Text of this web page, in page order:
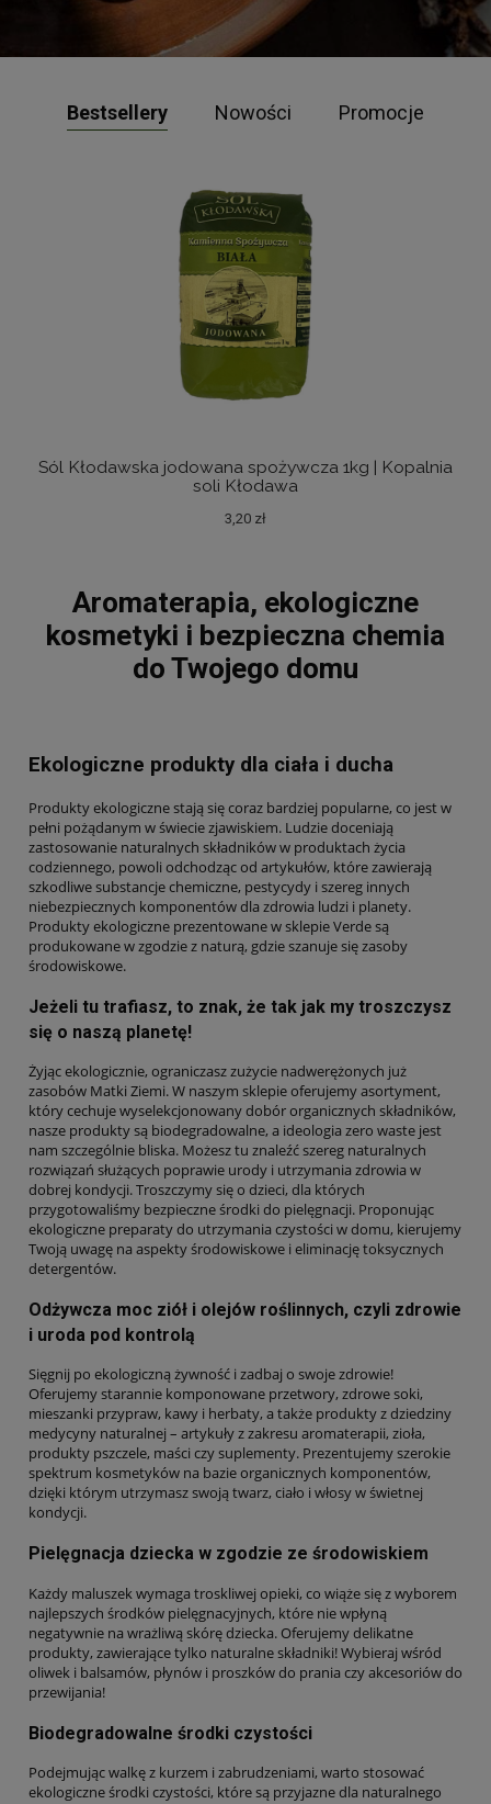
Bestsellery Nowości Promocje
Sól Kłodawska jodowana spożywcza 1kg | Kopalnia
soli Kłodawa
3,20 zł
Aromaterapia, ekologiczne
kosmetyki i bezpieczna chemia
do Twojego domu
Ekologiczne produkty dla ciała i ducha
Produkty ekologiczne stają się coraz bardziej popularne, co jest w
pełni pożądanym w świecie zjawiskiem. Ludzie doceniają
zastosowanie naturalnych składników w produktach życia
codziennego, powoli odchodząc od artykułów, które zawierają
szkodliwe substancje chemiczne, pestycydy i szereg innych
niebezpiecznych komponentów dla zdrowia ludzi i planety.
Produkty ekologiczne prezentowane w sklepie Verde są
produkowane w zgodzie z naturą, gdzie szanuje się zasoby
środowiskowe.
Jeżeli tu trafiasz, to znak, że tak jak my troszczysz
się o naszą planetę!
Żyjąc ekologicznie, ograniczasz zużycie nadwerężonych już
zasobów Matki Ziemi. W naszym sklepie oferujemy asortyment,
który cechuje wyselekcjonowany dobór organicznych składników,
nasze produkty są biodegradowalne, a ideologia zero waste jest
nam szczególnie bliska. Możesz tu znaleźć szereg naturalnych
rozwiązań służących poprawie urody i utrzymania zdrowia w
dobrej kondycji. Troszczymy się o dzieci, dla których
przygotowaliśmy bezpieczne środki do pielęgnacji. Proponując
ekologiczne preparaty do utrzymania czystości w domu, kierujemy
Twoją uwagę na aspekty środowiskowe i eliminację toksycznych
detergentów.
Odżywcza moc ziół i olejów roślinnych, czyli zdrowie
i uroda pod kontrolą
Sięgnij po ekologiczną żywność i zadbaj o swoje zdrowie!
Oferujemy starannie komponowane przetwory, zdrowe soki,
mieszanki przypraw, kawy i herbaty, a także produkty z dziedziny
medycyny naturalnej – artykuły z zakresu aromaterapii, zioła,
produkty pszczele, maści czy suplementy. Prezentujemy szerokie
spektrum kosmetyków na bazie organicznych komponentów,
dzięki którym utrzymasz swoją twarz, ciało i włosy w świetnej
kondycji.
Pielęgnacja dziecka w zgodzie ze środowiskiem
Każdy maluszek wymaga troskliwej opieki, co wiąże się z wyborem
najlepszych środków pielęgnacyjnych, które nie wpłyną
negatywnie na wrażliwą skórę dziecka. Oferujemy delikatne
produkty, zawierające tylko naturalne składniki! Wybieraj wśród
oliwek i balsamów, płynów i proszków do prania czy akcesoriów do
przewijania!
Biodegradowalne środki czystości
Podejmując walkę z kurzem i zabrudzeniami, warto stosować
ekologiczne środki czystości, które są przyjazne dla naturalnego